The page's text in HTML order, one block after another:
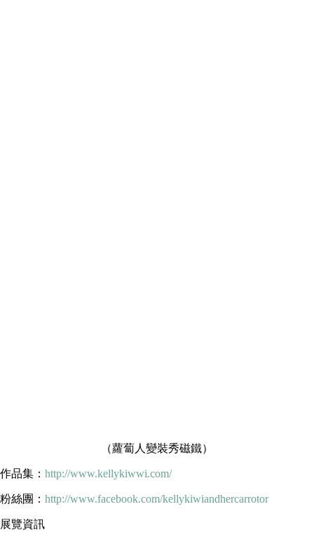
（蘿蔔人變裝秀磁鐵）
作品集： http://www.kellykiwwi.com/
粉絲團： http://www.facebook.com/kellykiwiandhercarrotor
展覽資訊